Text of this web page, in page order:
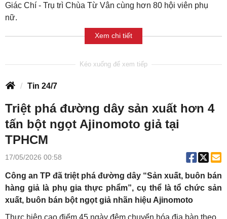
Giác Chí - Trụ trì Chùa Từ Vân cùng hơn 80 hội viên phụ
nữ.
Xem chi tiết
Tin 24/7
Triệt phá đường dây sản xuất hơn 4
tấn bột ngọt Ajinomoto giả tại
TPHCM
17/05/2026 00:58
Công an TP đã triệt phá đường dây “Sản xuất, buôn bán
hàng giả là phụ gia thực phẩm”, cụ thể là tổ chức sản
xuất, buôn bán bột ngọt giả nhãn hiệu Ajinomoto
Thực hiện cao điểm 45 ngày đêm chuyển hóa địa bàn theo